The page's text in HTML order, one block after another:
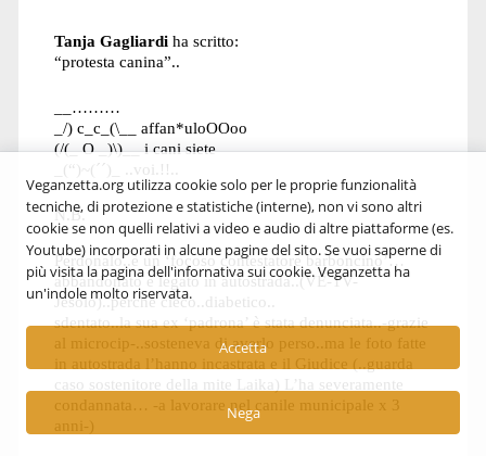
Tanja Gagliardi ha scritto:
“protesta canina”..
__………
_/) c_c_(\__ affan*uloOOoo
(/(_ O _)\)__ i cani siete
_(“)~(´´)_ ..voi.!!..
N.B.
Perdonalo..è un ‘focoso contestatore barboncino’…
abbandonato e legato in autostrada..(VE-TV-
Jesolo)..perchè cieco..diabetico..
sdentato..la sua ex ‘padrona’ è stata denunciata..-grazie
al microcip-..sosteneva di averlo perso..ma le foto fatte
in autostrada l’hanno incastrata e il Giudice (..guarda
caso sostenitore della mite Laika) L’ha severamente
condannata… -a lavorare nel canile municipale x 3
anni-)
Veganzetta.org utilizza cookie solo per le proprie funzionalità
tecniche, di protezione e statistiche (interne), non vi sono altri
cookie se non quelli relativi a video e audio di altre piattaforme (es.
Youtube) incorporati in alcune pagine del sito. Se vuoi saperne di
più visita la pagina dell'infornativa sui cookie. Veganzetta ha
un'indole molto riservata.
Accetta
Nega